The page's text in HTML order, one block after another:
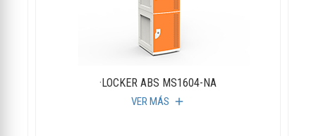
·LOCKER ABS MS1604-NA
VER MÁS add